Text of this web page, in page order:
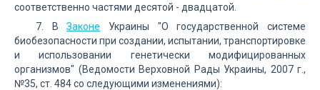
соответственно частями десятой - двадцатой.
7. ВЗаконе Украины "О государственной системе
биобезопасности при создании, испытании, транспортировке
и использовании генетически модифицированных
организмов" (Ведомости Верховной Рады Украины, 2007 г.,
№35, ст. 484 со следующими изменениями):